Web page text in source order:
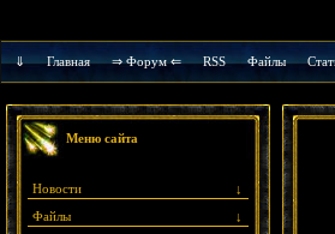
⇓ Главная ⇒ Форум ⇐ RSS Файлы
Меню сайта
↓
Новости
↓
Файлы